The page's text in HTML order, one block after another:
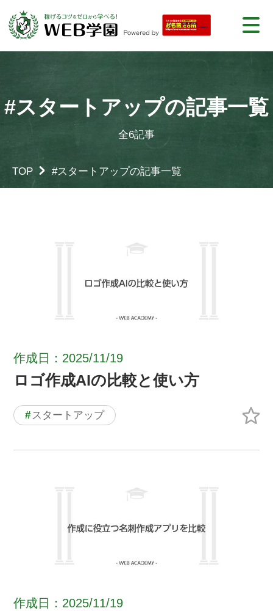
#スタートアップの記事一覧
全6記事
TOP #スタートアップの記事一覧
作成日：2025/11/19
ロゴ作成AIの比較と使い方
#スタートアップ
作成日：2025/11/19